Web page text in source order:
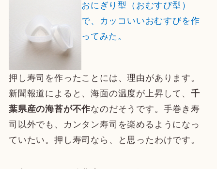
おにぎり型（おむすび型）
で、カッコいいおむすびを作
ってみた。
押し寿司を作ったことには、理由があります。
新聞報道によると、海面の温度が上昇して、千
葉県産の海苔が不作なのだそうです。手巻き寿
司以外でも、カンタン寿司を楽めるようになっ
ていたい。押し寿司なら、と思ったわけです。